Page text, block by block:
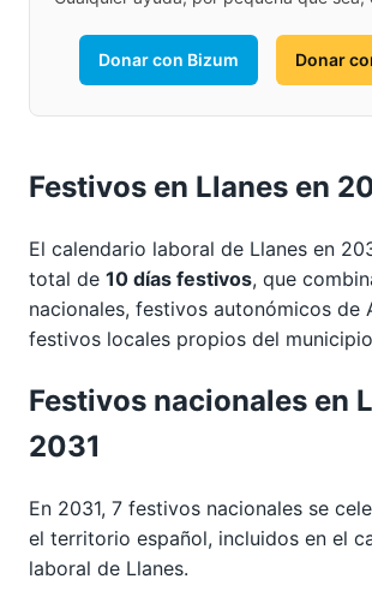
Donar con Bizum Donar
Festivos en Llanes en
El calendario laboral de Llanes en
total de 10 días festivos, que
nacionales, festivos autonómicos de
festivos locales propios del
Festivos nacionales en
2031
En 2031, 7 festivos nacionales se
el territorio español, incluidos en el
laboral de Llanes.